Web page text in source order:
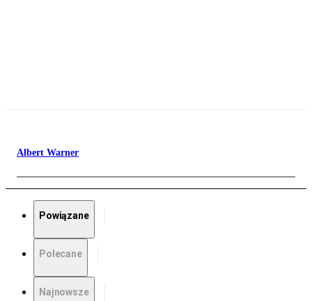
Albert Warner
Powiązane
Polecane
Najnowsze